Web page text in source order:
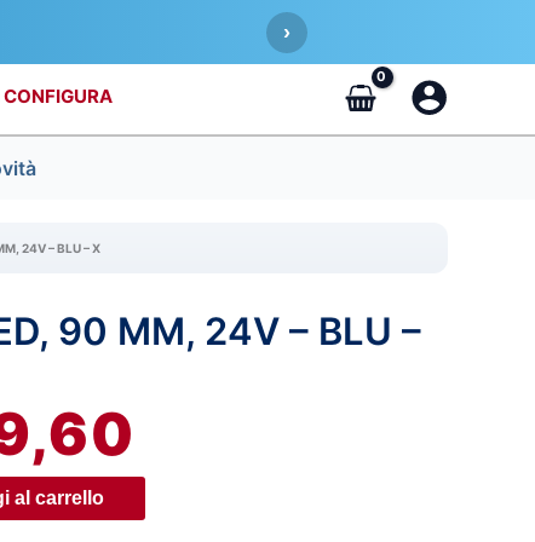
›
CONFIGURA
24V – BLU – X
90 MM, 24V – BLU –
IL
al carrello